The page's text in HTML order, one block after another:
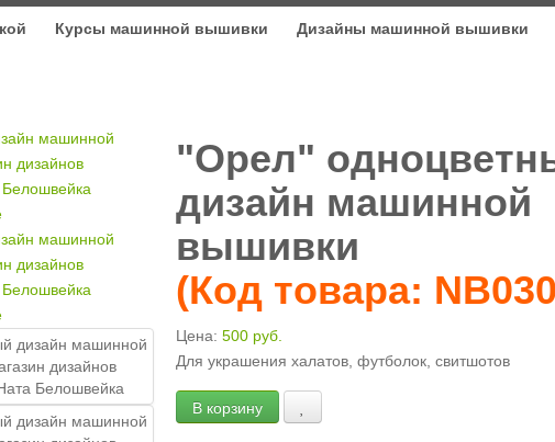
Курсы машинной вышивки Дизайны машинной вышивки
"Орел"
дизайн машинной
вышивки
(Код товара:
Цена: 500 руб.
Для украшения халатов, футболок, свитшотов